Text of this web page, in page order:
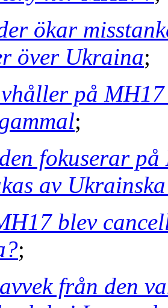
ökar
över Ukraina;
på
;
fokuserar
av
blev
;
från den